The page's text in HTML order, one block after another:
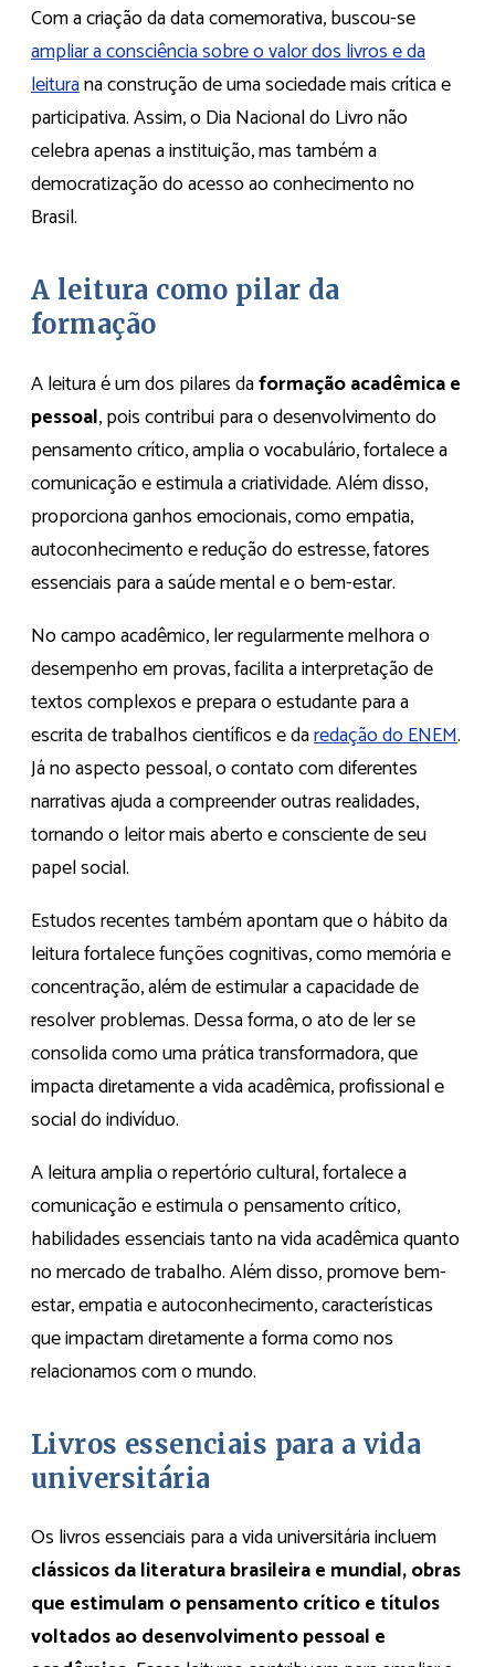
Com a criação da data comemorativa, buscou-se
ampliar a consciência sobre o valor dos livros e da
leiturana construção de uma sociedade mais crítica e
participativa. Assim, o Dia Nacional do Livro não
celebra apenas a instituição, mas também a
democratização do acesso ao conhecimento no
Brasil.
A leitura como pilar da
formação
A leitura é um dos pilares daformação acadêmica e
pessoal, pois contribui para o desenvolvimento do
pensamento crítico, amplia o vocabulário, fortalece a
comunicação e estimula a criatividade. Além disso,
proporciona ganhos emocionais, como empatia,
autoconhecimento e redução do estresse, fatores
essenciais para a saúde mental e o bem-estar.
No campo acadêmico, ler regularmente melhora o
desempenho em provas, facilita a interpretação de
textos complexos e prepara o estudante para a
escrita de trabalhos científicos e daredação do ENEM.
Já no aspecto pessoal, o contato com diferentes
narrativas ajuda a compreender outras realidades,
tornando o leitor mais aberto e consciente de seu
papel social.
Estudos recentes também apontam que o hábito da
leitura fortalece funções cognitivas, como memória e
concentração, além de estimular a capacidade de
resolver problemas. Dessa forma, o ato de ler se
consolida como uma prática transformadora, que
impacta diretamente a vida acadêmica, profissional e
social do indivíduo.
A leitura amplia o repertório cultural, fortalece a
comunicação e estimula o pensamento crítico,
habilidades essenciais tanto na vida acadêmica quanto
no mercado de trabalho. Além disso, promove bem-
estar, empatia e autoconhecimento, características
que impactam diretamente a forma como nos
relacionamos com o mundo.
Livros essenciais para a vida
universitária
Os livros essenciais para a vida universitária incluem
clássicos da literatura brasileira e mundial, obras
que estimulam o pensamento crítico e títulos
voltados ao desenvolvimento pessoal e